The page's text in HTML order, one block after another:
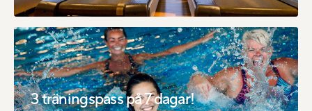
3 träningspass på 7 dagar!